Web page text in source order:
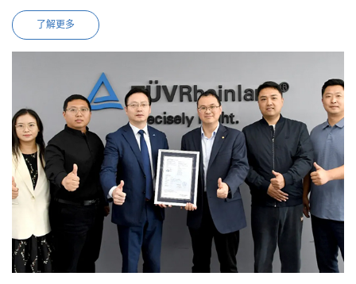
了解更多